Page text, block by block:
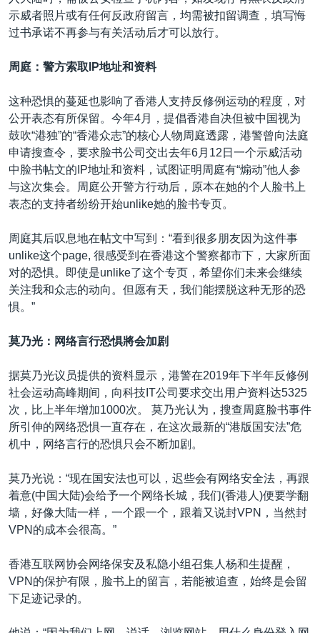
示威者照片或有任何反政府留言，均需被扣留调查，填写悔
过书承诺不再参与有关活动后才可以放行。
周庭：警方索取IP地址和资料
这种恐惧的蔓延也影响了香港人支持反修例运动的程度，对
公开表态有所保留。今年4月，提倡香港自决但被中国视为
鼓吹“港独”的“香港众志”的核心人物周庭透露，港警曾向法庭
申请搜查令，要求脸书公司交出去年6月12日一个示威活动
中脸书帖文的IP地址和资料，试图证明周庭有“煽动”他人参
与这次集会。周庭公开警方行动后，原本在她的个人脸书上
表态的支持者纷纷开始unlike她的脸书专页。
周庭其后叹息地在帖文中写到：“看到很多朋友因为这件事
unlike这个page, 很感受到在香港这个警察都市下，大家所面
对的恐惧。即使是unlike了这个专页，希望你们未来会继续
关注我和众志的动向。但愿有天，我们能摆脱这种无形的恐
惧。”
莫乃光：网络言行恐惧將会加剧
据莫乃光议员提供的资料显示，港警在2019年下半年反修例
社会运动高峰期间，向科技IT公司要求交出用户资料达5325
次，比上半年增加1000次。 莫乃光认为，搜查周庭脸书事件
所引伸的网络恐惧一直存在，在这次最新的“港版国安法”危
机中，网络言行的恐惧只会不断加剧。
莫乃光说：“现在国安法也可以，迟些会有网络安全法，再跟
着意(中国大陆)会给予一个网络长城，我们(香港人)便要学翻
墙，好像大陆一样，一个跟一个，跟着又说封VPN，当然封
VPN的成本会很高。”
香港互联网协会网络保安及私隐小组召集人杨和生提醒，
VPN的保护有限，脸书上的留言，若能被追查，始终是会留
下足迹记录的。